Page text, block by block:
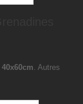
40x60cm. Autres